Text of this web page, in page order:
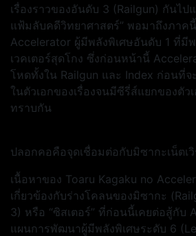
เรื่องราวของอันดับ 3 (Railgun) กันไป
แฟ้มลับคดีวิทยาศาสตร์” พอมาถึงภาค
Accelerator ผู้มีพลังพิเศษอันดับ 1 ที่มี
เวคเตอร์สุดโกง ซึ่งก่อนหน้านี้
โหดทั้งใน Railgun และ Index ก่อนที่
ในตัวเอกของเรื่องจนมีซีรี่ส์แยกของตัว
ทราบกัน
ปลอกคอคือจุดเชื่อมต่อกับมิซากะเน็ตเ
เนื้อหาของ Toaru Kagaku no
เกี่ยวข้องกับร่างโคลนของมิซากะ
3) หรือ “ซิสเตอร์” ที่ก่อนนี้เคยต่อสู้กับ
แผนการพัฒนาผู้มีพลังพิเศษระดับ 6